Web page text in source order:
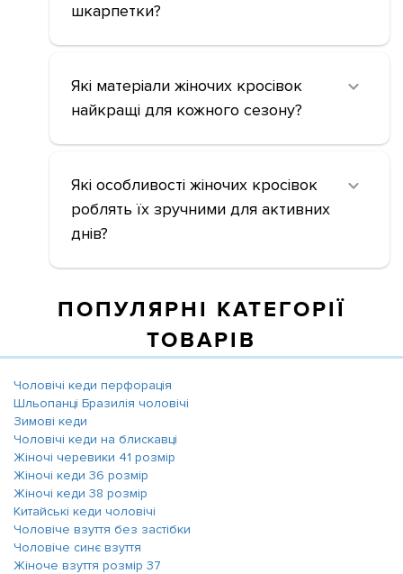
шкарпетки?
Які матеріали жіночих кросівок
найкращі для кожного сезону?
Які особливості жіночих кросівок
роблять їх зручними для активних
днів?
ПОПУЛЯРНІ КАТЕГОРІЇ
ТОВАРІВ
Чоловічі кеди перфорація
Шльопанці Бразилія чоловічі
Зимові кеди
Чоловічі кеди на блискавці
Жіночі черевики 41 розмір
Жіночі кеди 36 розмір
Жіночі кеди 38 розмір
Китайські кеди чоловічі
Чоловіче взуття без застібки
Чоловіче синє взуття
Жіноче взуття розмір 37